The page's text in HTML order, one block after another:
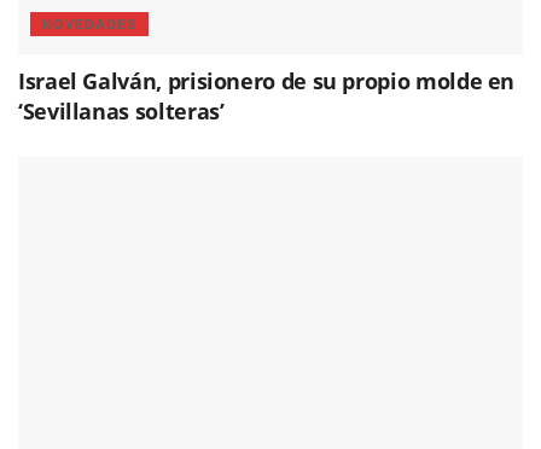
NOVEDADES
Israel Galván, prisionero de su propio molde en
‘Sevillanas solteras’